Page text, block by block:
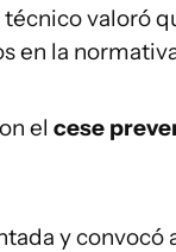
valoró
en la
el cese
y convocó